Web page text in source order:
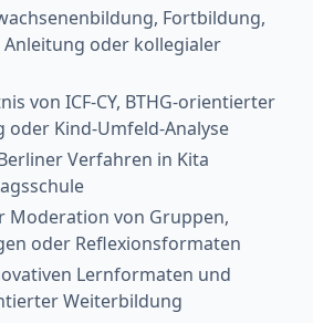
Fortbildung,
oder kollegialer
von ICF-CY, BTHG-orientierter
oder Kind-Umfeld-Analyse
Verfahren in Kita
Moderation von Gruppen,
oder Reflexionsformaten
Lernformaten und
Weiterbildung